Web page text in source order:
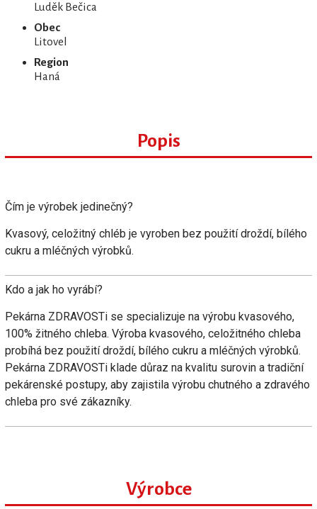
Luděk Bečica
Obec
Litovel
Region
Haná
Popis
Čím je výrobek jedinečný?
Kvasový, celožitný chléb je vyroben bez použití droždí, bílého
cukru a mléčných výrobků.
Kdo a jak ho vyrábí?
Pekárna ZDRAVOSTi se specializuje na výrobu kvasového,
100% žitného chleba. Výroba kvasového, celožitného chleba
probíhá bez použití droždí, bílého cukru a mléčných výrobků.
Pekárna ZDRAVOSTi klade důraz na kvalitu surovin a tradiční
pekárenské postupy, aby zajistila výrobu chutného a zdravého
chleba pro své zákazníky.
Výrobce